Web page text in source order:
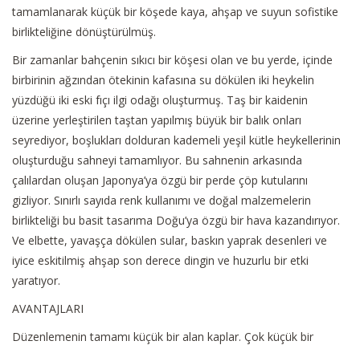
tamamlanarak küçük bir köşede kaya, ahşap ve suyun sofistike
birlikteliğine dönüştürülmüş.
Bir zamanlar bahçenin sıkıcı bir köşesi olan ve bu yerde, içinde
birbirinin ağzından ötekinin kafasına su dökülen iki heykelin
yüzdüğü iki eski fıçı ilgi odağı oluşturmuş. Taş bir kaidenin
üzerine yerleştirilen taştan yapılmış büyük bir balık onları
seyrediyor, boşlukları dolduran kademeli yeşil kütle heykellerinin
oluşturduğu sahneyi tamamlıyor. Bu sahnenin arkasında
çalılardan oluşan Japonya’ya özgü bir perde çöp kutularını
gizliyor. Sınırlı sayıda renk kullanımı ve doğal malzemelerin
birlikteliği bu basit tasarıma Doğu’ya özgü bir hava kazandırıyor.
Ve elbette, yavaşça dökülen sular, baskın yaprak desenleri ve
iyice eskitilmiş ahşap son derece dingin ve huzurlu bir etki
yaratıyor.
AVANTAJLARI
Düzenlemenin tamamı küçük bir alan kaplar. Çok küçük bir